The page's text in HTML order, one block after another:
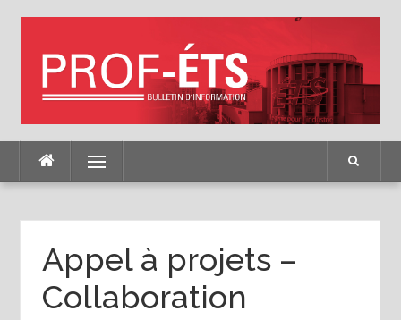
Menu
Appel à projets –
Collaboration